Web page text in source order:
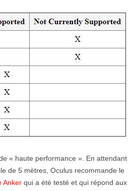
« haute performance ». En attendant
de 5 mètres, Oculus recommande le
Anker qui a été testé et qui répond aux